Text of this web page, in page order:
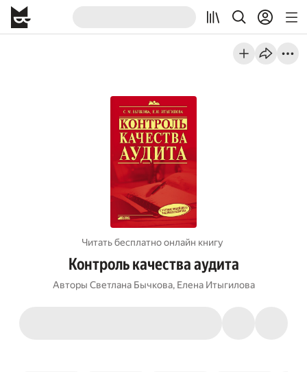
Читать бесплатно онлайн книгу
Контроль качества аудита
Авторы Светлана Бычкова, Елена Итыгилова